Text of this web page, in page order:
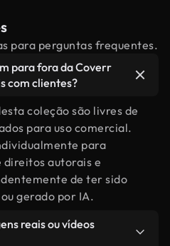
para perguntas frequentes.
para fora da Coverr
com clientes?
coleção são livres de
para uso comercial.
para
direitos autorais e
de ter sido
gerado por IA.
reais ou vídeos